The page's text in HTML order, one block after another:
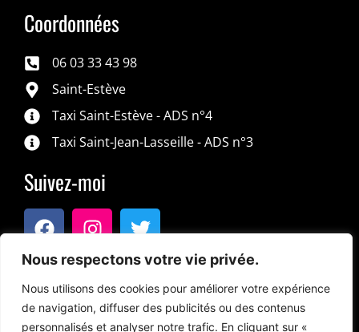
Nous respectons votre vie privée.
Nous utilisons des cookies pour améliorer votre expérience
de navigation, diffuser des publicités ou des contenus
personnalisés et analyser notre trafic. En cliquant sur «
Coordonnées
06 03 33 43 98
Saint-Estève
Taxi Saint-Estève - ADS n°4
Taxi Saint-Jean-Lasseille - ADS n°3
Suivez-moi